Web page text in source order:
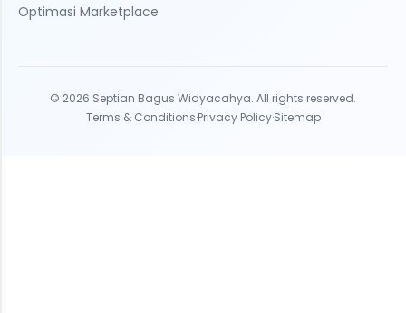
Optimasi Marketplace
© 2026 Septian Bagus Widyacahya. All rights reserved.
Terms & Conditions·Privacy Policy·Sitemap